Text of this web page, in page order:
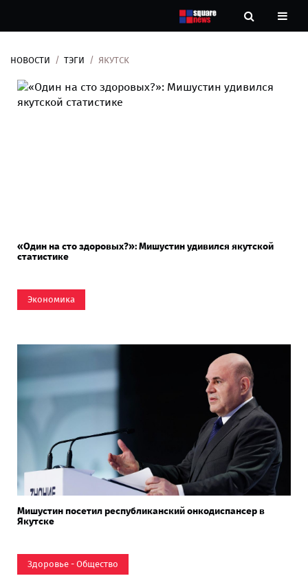
Рубрики
НОВОСТИ ТЭГИ ЯКУТСК
«Один на сто здоровых?»: Мишустин удивился якутской
статистике
Экономика
Мишустин посетил республиканский онкодиспансер в
Якутске
Здоровье - Общество